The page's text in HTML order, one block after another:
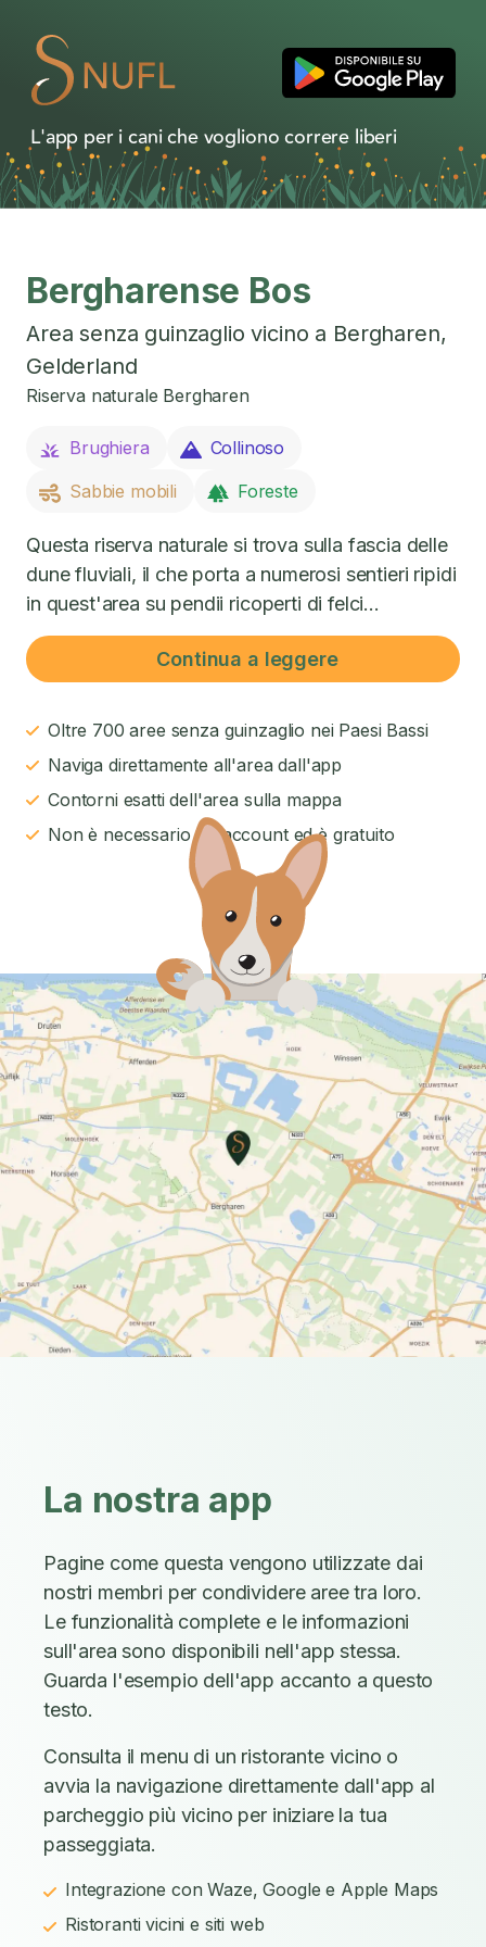
L'app per i cani che vogliono correre liberi
Bergharense Bos
Area senza guinzaglio vicino a Bergharen,
Gelderland
Riserva naturale Bergharen
Brughiera
Collinoso
Sabbie mobili
Foreste
Questa riserva naturale si trova sulla fascia delle
dune fluviali, il che porta a numerosi sentieri ripidi
in quest'area su pendii ricoperti di felci...
Continua a leggere
Oltre 700 aree senza guinzaglio nei Paesi Bassi
Naviga direttamente all'area dall'app
Contorni esatti dell'area sulla mappa
Non è necessario un account ed è gratuito
La nostra app
Pagine come questa vengono utilizzate dai
nostri membri per condividere aree tra loro.
Le funzionalità complete e le informazioni
sull'area sono disponibili nell'app stessa.
Guarda l'esempio dell'app accanto a questo
testo.
Consulta il menu di un ristorante vicino o
avvia la navigazione direttamente dall'app al
parcheggio più vicino per iniziare la tua
passeggiata.
Integrazione con Waze, Google e Apple Maps
Ristoranti vicini e siti web